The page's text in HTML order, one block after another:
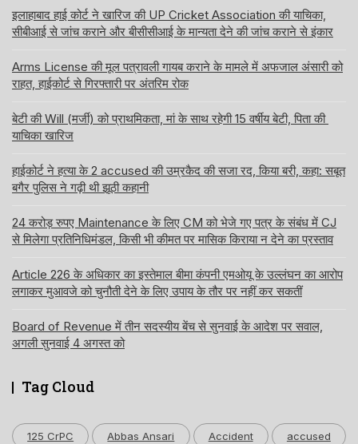
इलाहाबाद हाई कोर्ट ने खारिज की UP Cricket Association की याचिका,
सीबीआई से जांच कराने और बीसीसीआई के मान्यता देने की जांच कराने से इंकार
Arms License की मूल पत्रावली गायब कराने के मामले में अफजाल अंसारी को
राहत, हाईकोर्ट से गिरफ्तारी पर अंतरिम रोक
बेटी की Will (मर्जी) को प्राथमिकता, मां के साथ रहेगी 15 वर्षीय बेटी, पिता की
याचिका खारिज
हाईकोर्ट ने हत्या के 2 accused की उम्रकैद की सजा रद, किया बरी, कहा: सबूत
बगैर पुलिस ने गढ़ी थी झूठी कहानी
24 करोड़ रुपए Maintenance के लिए CM को भेजे गए पत्र के संबंध में CJ
से मिलेगा प्रतिनिधिमंडल, किसी भी कीमत पर मासिक किराया न देने का प्रस्ताव
Article 226 के अधिकार का इस्तेमाल बीमा कंपनी एमओयू के उल्लंघन का आरोप
लगाकर मुआवजे को चुनौती देने के लिए उपाय के तौर पर नहीं कर सकतीं
Board of Revenue में तीन सदस्यीय बेंच से सुनवाई के आदेश पर सवाल,
अगली सुनवाई 4 अगस्त को
Tag Cloud
125 CrPC Abbas Ansari Accident accused